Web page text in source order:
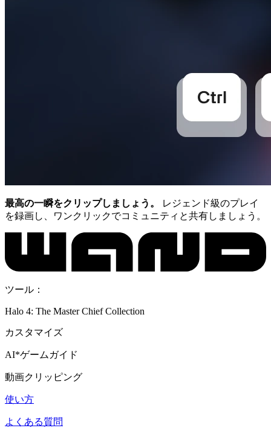
最高の一瞬をクリップしましょう。
レジェンド級のプレイ
を録画し、ワンクリックでコミュニティと共有しましょう。
ツール：
Halo 4: The Master Chief Collection
カスタマイズ
AI*ゲームガイド
動画クリッピング
使い方
よくある質問